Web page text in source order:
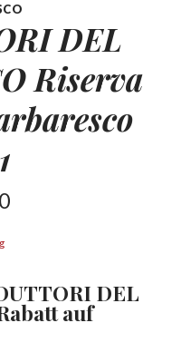
DEL
Riserva
DEL
auf